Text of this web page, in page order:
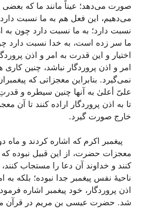
صورت می‌دهد؛ عیناً مانند ما که بعضی
می‌دهیم، این فعل هم به ما نسبت
نسبت دارد؛ به ما نسبت دارد چون به
ما سر زده است، به خدا نسبت دارد
اختیار و این قدرت به امر و اذن
امر و اذن پروردگار نباشد، چنین
نمی‌گیرد. بنابراین معجزاتی که
علیّ أعلیٰ به آنها چنین سیطره و
تا به اذن پروردگار اراده کنند تا آن
خارج صورت ‌گیرد.
پیغمبر اکرم که اشاره کردند و ماه
معجزات حضرت، از این قبیل نبوده که
کنند و خداوند آن دعا را مستجاب
ناحیۀ نفس پیغمبر جدا نبوده؛ بلکه به
اذن پروردگار، خود پیغمبر اشاره
شد. حضرت عیسی بن مریم در قرآن